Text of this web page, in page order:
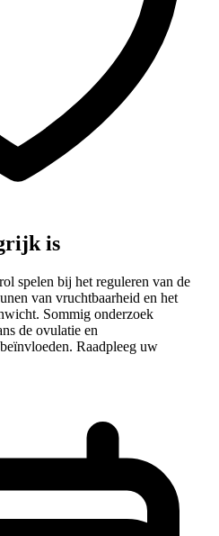
is
spelen bij het reguleren van de
van vruchtbaarheid en het
Sommig onderzoek
de ovulatie en
Raadpleeg uw